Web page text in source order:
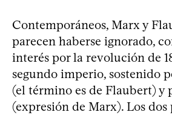
Contemporáneos, Marx y
parecen haberse ignorado,
interés por la revolución de
segundo imperio, sostenido
(el término es de Flaubert) y
(expresión de Marx). Los